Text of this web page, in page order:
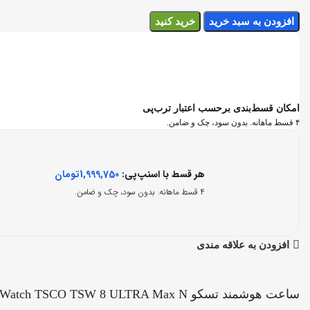
افزودن به سبد خرید خرید کنید
امکان قسط‌بندی برحسب اعتبار ترب‌پی
۴ قسط ماهانه. بدون سود، چک و ضامن.
هر قسط با اسنپ‌پی: 1,999,750تومان
۴ قسط ماهانه. بدون سود، چک و ضامن.
افزودن به علاقه مندی
ساعت هوشمند تسکو Smart Watch TSCO TSW 8 ULTRA Max N